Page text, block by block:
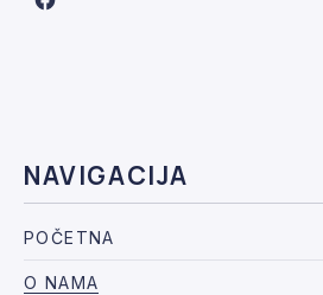
New Window
NAVIGACIJA
POČETNA
O NAMA